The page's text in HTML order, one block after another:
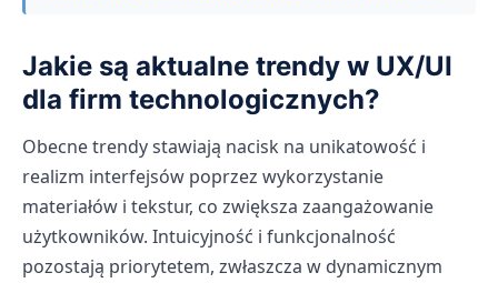
Jakie są aktualne trendy w UX/UI
dla firm technologicznych?
Obecne trendy stawiają nacisk na unikatowość i
realizm interfejsów poprzez wykorzystanie
materiałów i tekstur, co zwiększa zaangażowanie
użytkowników. Intuicyjność i funkcjonalność
pozostają priorytetem, zwłaszcza w dynamicznym